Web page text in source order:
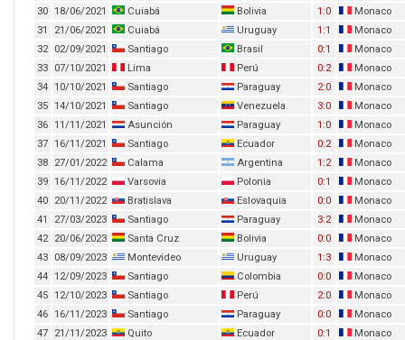
30 18/06/2021 Cuiabá Bolivia 1:0
Monaco
31
21/06/2021 Cuiabá Uruguay 1:1
Monaco
32
02/09/2021 Santiago Brasil 0:1
Monaco
33
07/10/2021 Lima Perú 0:2
Monaco
34 10/10/2021 Santiago Paraguay 2:0
Monaco
35 14/10/2021 Santiago Venezuela 3:0
Monaco
36 11/11/2021 Asunción Paraguay 1:0
Monaco
37 16/11/2021 Santiago Ecuador 0:2
Monaco
38
27/01/2022 Calama Argentina 1:2
Monaco
39 16/11/2022 Varsovia Polonia 0:1
Monaco
40
20/11/2022 Bratislava Eslovaquia 0:0
Monaco
41
27/03/2023 Santiago Paraguay 3:2
Monaco
42
20/06/2023 Santa Cruz Bolivia 0:0
Monaco
43
08/09/2023 Montevideo Uruguay 1:3
Monaco
44 12/09/2023 Santiago Colombia 0:0
Monaco
45 12/10/2023 Santiago Perú 2:0
Monaco
46 16/11/2023 Santiago Paraguay 0:0
Monaco
47
21/11/2023 Quito Ecuador 0:1
Monaco